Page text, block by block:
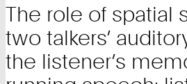
The role of spatial
two talkers’
the listener’s